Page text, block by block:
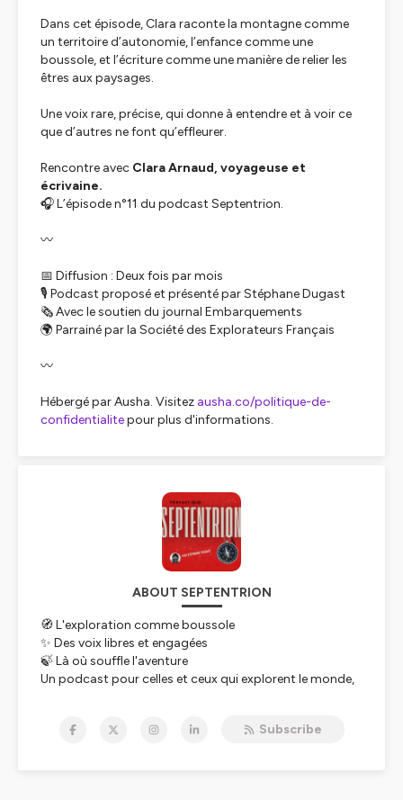
Dans cet épisode, Clara raconte la montagne comme
un territoire d’autonomie, l’enfance comme une
boussole, et l’écriture comme une manière de relier les
êtres aux paysages.
Une voix rare, précise, qui donne à entendre et à voir ce
que d’autres ne font qu’effleurer.
Rencontre avec Clara Arnaud, voyageuse et
écrivaine.
🎧 L’épisode n°11 du podcast Septentrion.
〰️
📅 Diffusion : Deux fois par mois
🎙️ Podcast proposé et présenté par Stéphane Dugast
🗞️ Avec le soutien du journal Embarquements
🌍 Parrainé par la Société des Explorateurs Français
〰️
Hébergé par Ausha. Visitez ausha.co/politique-de-
confidentialitepour plus d'informations.
ABOUT SEPTENTRION
🧭 L'exploration comme boussole
✨ Des voix libres et engagées
🍃 Là où souffle l'aventure
Un podcast pour celles et ceux qui explorent le monde,
cinéastes, scientifiques, aventuriers : tous partagent
Subscribe